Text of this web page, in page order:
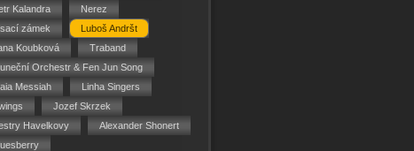
Kalandra
Nerez
zámek
Luboš Andršt
Koubková
Traband
Orchestr & Fen Jun Song
Messiah
Linha Singers
Jozef Skrzek
Havelkovy
Alexander Shonert